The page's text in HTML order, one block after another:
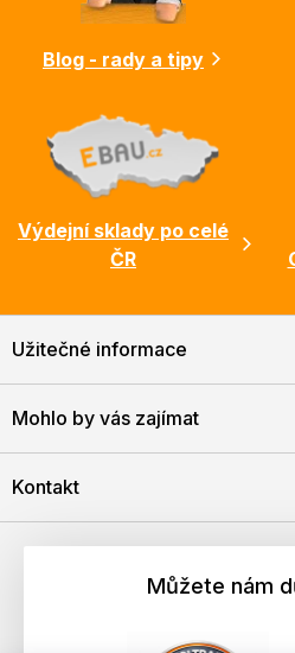
Blog - rady a tipy
Výdejní sklady po celé
ČR
Užitečné informace
Mohlo by vás zajímat
Kontakt
Můžete nám